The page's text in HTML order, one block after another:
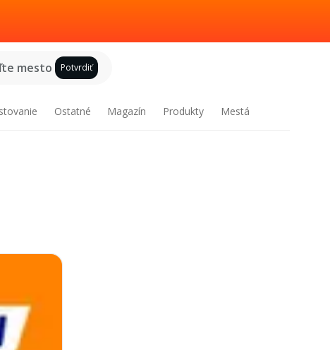
mesto Potvrdiť
Ostatné Magazín Produkty Mestá